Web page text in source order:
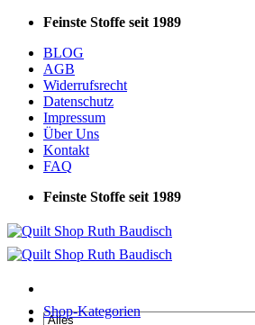
Zum
springen
Feinste Stoffe seit 1989
BLOG
AGB
Widerrufsrecht
Datenschutz
Impressum
Über Uns
Kontakt
FAQ
Feinste Stoffe seit 1989
Shop-Kategorien